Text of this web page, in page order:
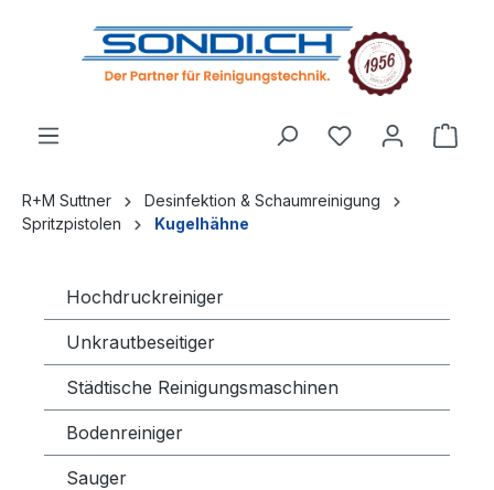
springen
R+M Suttner
Desinfektion & Schaumreinigung
Spritzpistolen
Kugelhähne
Hochdruckreiniger
Unkrautbeseitiger
Städtische Reinigungsmaschinen
Bodenreiniger
Sauger